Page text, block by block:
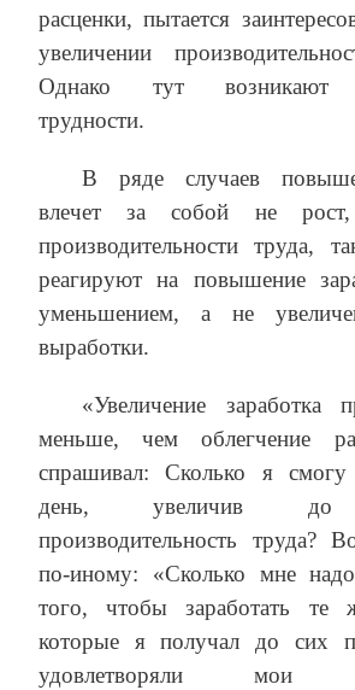
расценки, пытается
увеличении
Однако тут возникают
трудности.
В ряде случаев
влечет за собой не
производительности труда,
реагируют на повышение
уменьшением, а не
выработки.
«Увеличение заработка
меньше, чем облегчение
спрашивал: Сколько я смогу
день, увеличив до
производительность труда?
по-иному: «Сколько мне
того, чтобы заработать
которые я получал до сих
удовлетворяли мои